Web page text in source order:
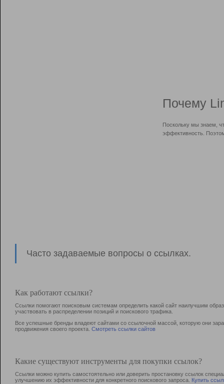
Почему
Поскольку мы знаем,
эффективность.
Часто задаваемые вопросы о ссылках.
Как работают ссылки?
Ссылки помогают поисковым системам определить какой сайт наилучшим
участвовать в раcпределении позиций и поискового трафика.
Все успешные бренды владеют сайтами со ссылочной массой, которую они
продвижения своего проекта. Смотреть ссылки сайтов
Какие существуют инструменты для покупки ссылок?
Ссылки можно купить самостоятельно или доверить простановку ссылок
улучшению их эффективности для конкретного поискового запроса. Купить